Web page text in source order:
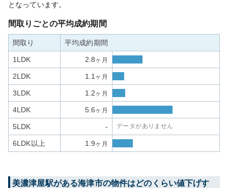
となっています。
間取りごとの平均成約期間
間取り 平均成約期間
1LDK 2.8ヶ月
2LDK 1.1 ヶ月
3LDK 1.2ヶ月
4LDK 5.6ヶ月
5LDK - データがありません
6LDK以上 1.9ヶ月
美濃津屋駅がある海津市の物件はどのくらい値下げす